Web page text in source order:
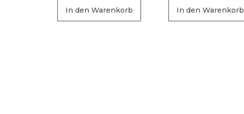
In den Warenkorb In den Warenkorb